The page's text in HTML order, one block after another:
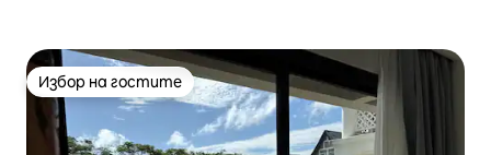
Избор на гостите
Избор на гостите